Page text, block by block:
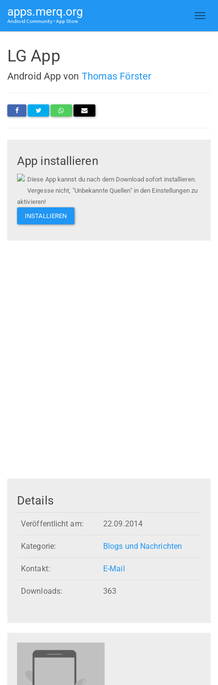
apps.merq.org
Android Community • App Store
LG App
Android App von Thomas Förster
App installieren
Diese App kannst du nach dem Download sofort installieren.
Vergesse nicht, "Unbekannte Quellen" in den Einstellungen zu
aktivieren!
INSTALLIEREN
Details
Veröffentlicht am: 22.09.2014
Kategorie: Blogs und Nachrichten
Kontakt: E-Mail
Downloads: 363